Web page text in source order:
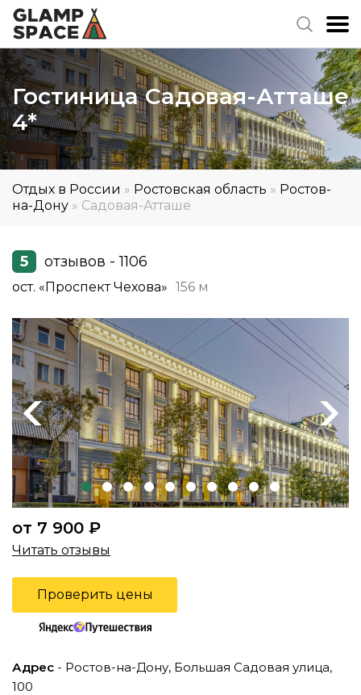
Гостиница Садовая-Атташе
4*
Отдых в России » Ростовская область » Ростов-
на-Дону » Садовая-Атташе
5 отзывов - 1106
ост. «Проспект Чехова» 156 м
Previous Next
от 7 900 ₽
Читать отзывы
Проверить цены
Адрес - Ростов-на-Дону, Большая Садовая улица,
100